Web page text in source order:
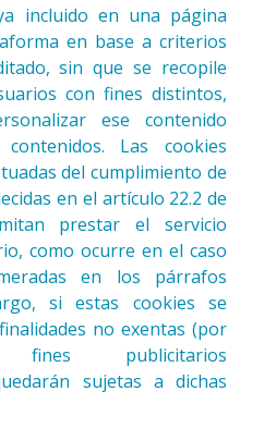
incluido en una página
en base a criterios
sin que se recopile
con fines distintos,
ese contenido
Las cookies
del cumplimiento de
en el artículo 22.2 de
prestar el servicio
como ocurre en el caso
en los párrafos
si estas cookies se
no exentas (por
publicitarios
sujetas a dichas